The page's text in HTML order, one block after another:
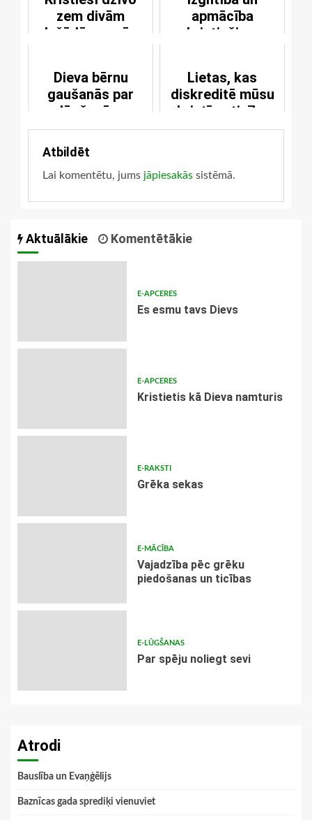
zem divām
dažādām varām
apmācība
kristiešiem
Dieva bērnu
gaušanās par
lūgšanām
Lietas, kas
diskreditē mūsu
kristīgo ticību
Atbildēt
Lai komentētu, jums jāpiesakās sistēmā.
Aktuālākie Komentētākie
E-APCERES
Es esmu tavs Dievs
E-APCERES
Kristietis kā Dieva namturis
E-RAKSTI
Grēka sekas
E-MĀCĪBA
Vajadzība pēc grēku
piedošanas un ticības
E-LŪGŠANAS
Par spēju noliegt sevi
Atrodi
Bauslība un Evaņģēlijs
Baznīcas gada sprediķi vienuviet